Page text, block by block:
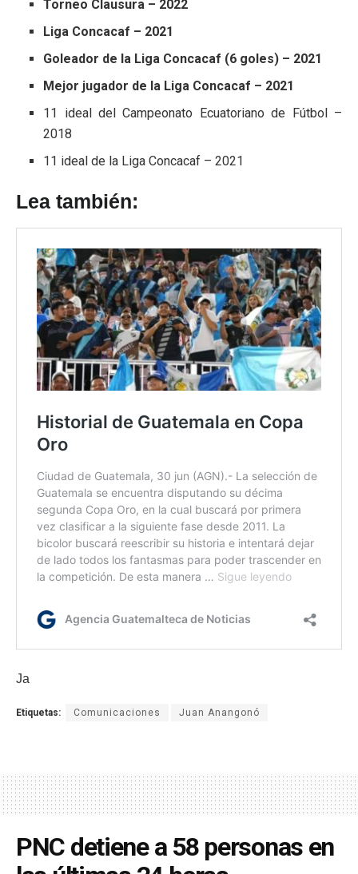
Torneo Clausura – 2022
Liga Concacaf – 2021
Goleador de la Liga Concacaf (6 goles) – 2021
Mejor jugador de la Liga Concacaf – 2021
11 ideal del Campeonato Ecuatoriano de Fútbol –
2018
11 ideal de la Liga Concacaf – 2021
Lea también:
Ja
Etiquetas: Comunicaciones Juan Anangonó
PNC detiene a 58 personas en